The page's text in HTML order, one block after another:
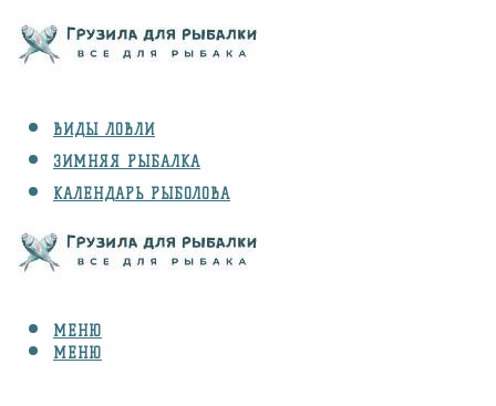
ВИДЫ ЛОВЛИ
ЗИМНЯЯ РЫБАЛКА
КАЛЕНДАРЬ РЫБОЛОВА
СНАРЯЖЕНИЕ
МЕНЮ
МЕНЮ